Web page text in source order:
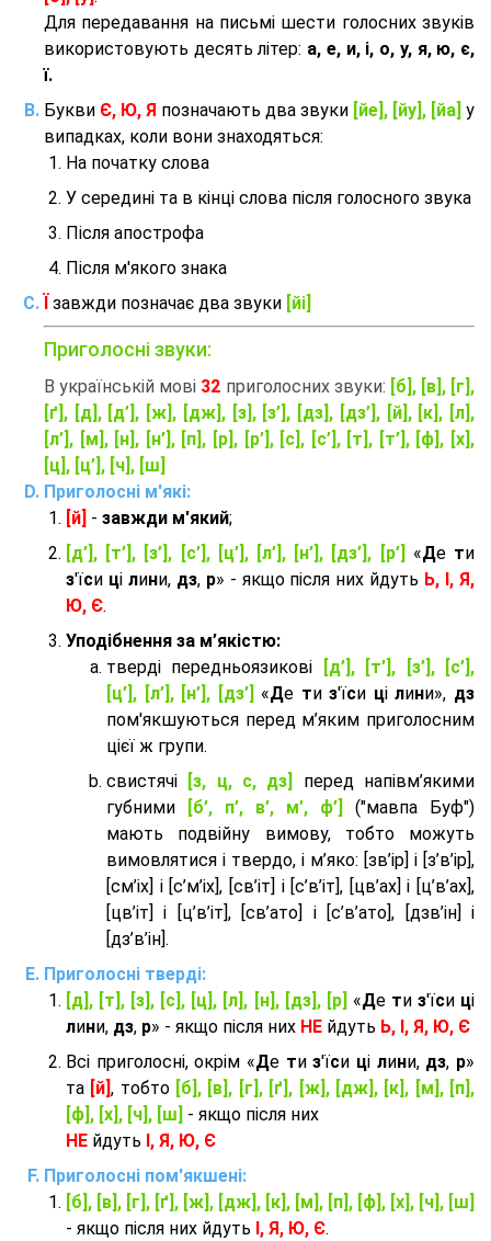
Для передавання на письмі шести голосних звуків
використовують десять літер: а, е, и, і, о, у, я, ю, є,
ї.
Букви Є, Ю, Я позначають два звуки [йе], [йу], [йа] у
випадках, коли вони знаходяться:
На початку слова
У середині та в кінці слова після голосного звука
Після апострофа
Після м'якого знака
завжди позначає два звуки [йі]
Приголосні звуки:
В українській мові 32 приголосних звуки: [б], [в], [г],
[ґ], [д], [д’], [ж], [дж], [з], [з’], [дз], [дз’], [й], [к], [л],
[л’], [м], [н], [н’], [п], [р], [р’], [с], [с’], [т], [т’], [ф], [х],
[ц], [ц’], [ч], [ш]
Приголосні м'які:
[й] - завжди м'який;
[д’], [т’], [з’], [с’], [ц’], [л’], [н’], [дз’], [р’]
«Де ти
з'їси ці лини, дз, р» - якщо після них йдуть Ь, І, Я,
Ю, Є.
Уподібнення за м’якістю:
тверді передньоязикові
[д’], [т’], [з’], [с’],
[ц’], [л’], [н’], [дз’] «Де тиз'їси цілини», дз
пом'якшуються перед м’яким приголосним
цієї ж групи.
cвистячі
[з, ц, с, дз]
перед напівм’якими
губними
[б’, п’, в’, м’, ф’]
("мавпа Буф")
мають подвійну вимову, тобто можуть
вимовлятися і твердо, і м’яко: [зв’ір] і [з’в’ір],
[см’іх] і [с’м’іх], [св’іт] і [с’в’іт], [цв’ах] і [ц’в’ах],
[цв’іт] і [ц’в’іт], [св’ато] і [с’в’ато], [дзв’iн] і
[дз’в’iн].
Приголосні тверді:
[д], [т], [з], [с], [ц], [л], [н], [дз], [р] «Де ти з'їси ці
лини, дз, р» - якщо після них НЕ йдуть Ь, І, Я, Ю, Є
Всі приголосні, окрім «Де тиз'їси ці лини, дз, р»
та [й], тобто [б], [в], [г], [ґ], [ж], [дж], [к], [м], [п],
[ф], [х], [ч], [ш] - якщо після них
НЕ йдуть І, Я, Ю, Є
Приголосні пом'якшені:
[б], [в], [г], [ґ], [ж], [дж], [к], [м], [п], [ф], [х], [ч], [ш]
- якщо після них йдуть І, Я, Ю, Є.